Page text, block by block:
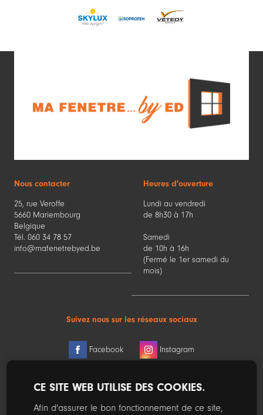
Nous contacter
25, rue Veroffe
5660 Mariembourg
Belgique
Tél. 060 34 78 57
info@mafenetrebyed.be
Heures d'ouverture
Lundi au vendredi
de 8h30 à 17h
Samedi
de 10h à 16h
(Fermé le 1er samedi du
mois)
Suivez nous sur les réseaux sociaux
Facebook Instagram
sont la propriété exclusive de leur propriétaire.
CE SITE WEB UTILISE DES COOKIES.
Afin d'assurer le bon fonctionnement de ce site,